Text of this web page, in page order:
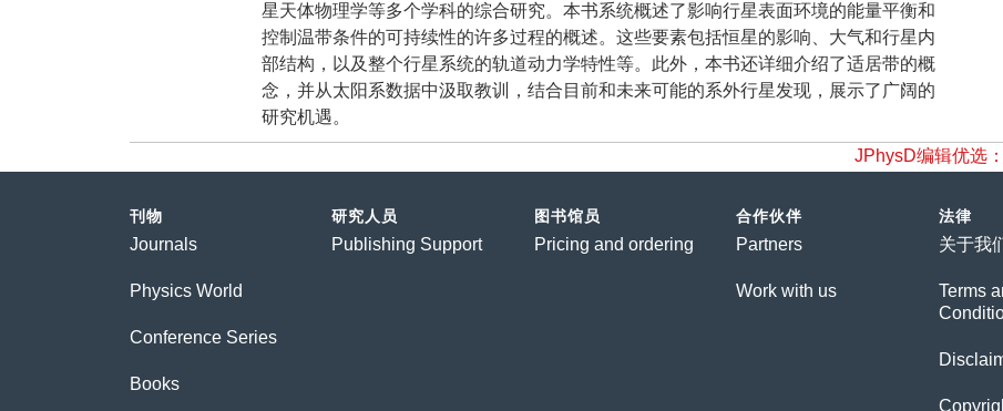
星天体物理学等多个学科的综合研究。本书系统概述了影响行星表面环境的能量平衡和
控制温带条件的可持续性的许多过程的概述。这些要素包括恒星的影响、大气和行星内
部结构，以及整个行星系统的轨道动力学特性等。此外，本书还详细介绍了适居带的概
念，并从太阳系数据中汲取教训，结合目前和未来可能的系外行星发现，展示了广阔的
研究机遇。
JPhysD编辑优选
刊物
Journals
Physics World
Conference Series
Books
研究人员
Publishing Support
图书馆员
Pricing and ordering
合作伙伴
Partners
Work with us
法律
关于我
Terms